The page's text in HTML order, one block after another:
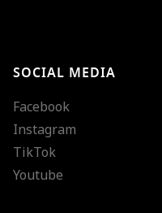
SOCIAL MEDIA
Facebook
Instagram
TikTok
Youtube